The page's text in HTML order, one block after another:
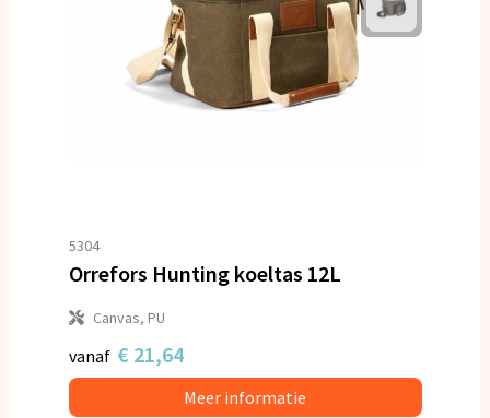
5304
Orrefors Hunting koeltas 12L
Canvas, PU
vanaf € 21,64
Meer informatie